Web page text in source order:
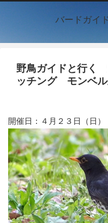
バードガイ
野鳥ガイドと行く
ッチング モンベ
開催日：４月２３日（日）